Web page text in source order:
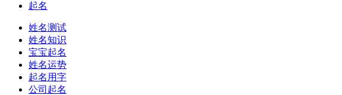
起名
姓名测试
姓名知识
宝宝起名
姓名运势
起名用字
公司起名